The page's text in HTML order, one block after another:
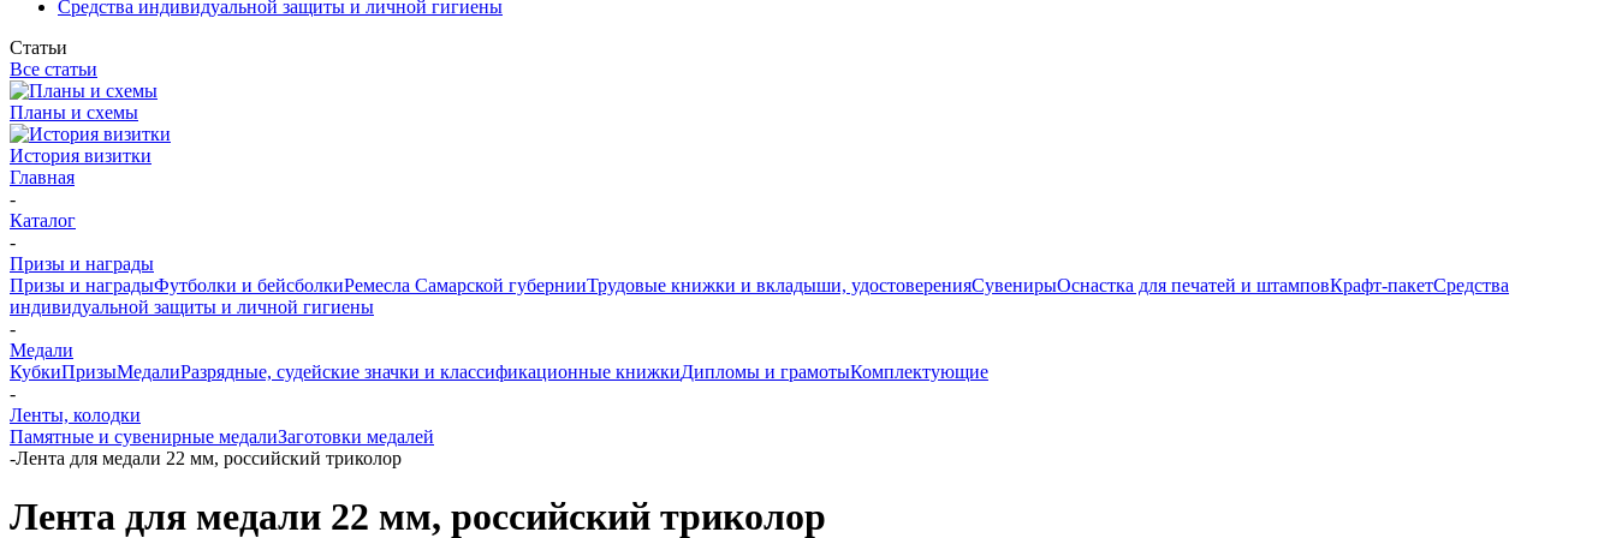
Средства индивидуальной защиты и личной гигиены
Статьи
Все статьи
Планы и схемы
История визитки
Главная
-
Каталог
-
Призы и награды
Призы и наградыФутболки и бейсболкиРемесла Самарской губернииТрудовые книжки и вкладыши, удостоверенияСувенирыОснастка для печатей и штамповКрафт-пакетСредства
индивидуальной защиты и личной гигиены
-
Медали
КубкиПризыМедалиРазрядные, судейские значки и классификационные книжкиДипломы и грамотыКомплектующие
-
Ленты, колодки
Памятные и сувенирные медалиЗаготовки медалей
-Лента для медали 22 мм, российский триколор
Лента для медали 22 мм, российский триколор